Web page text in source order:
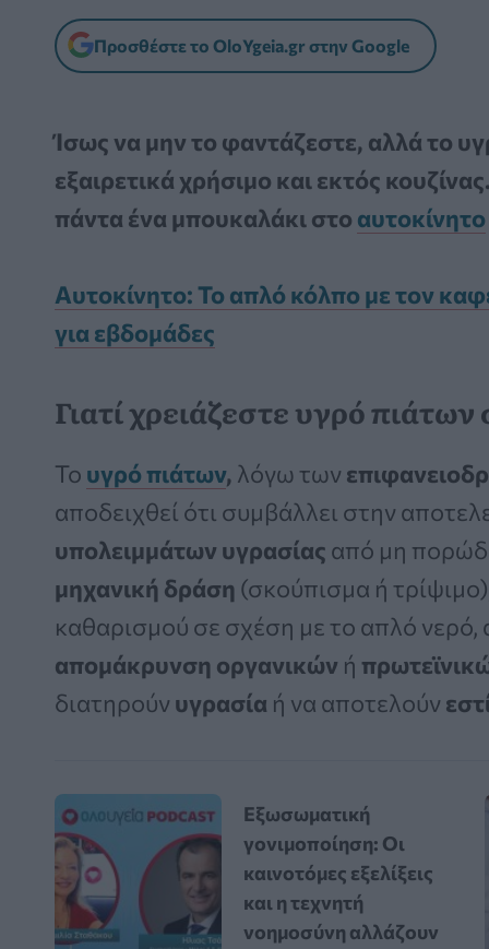
Προσθέστε το OloYgeia.gr στην Google
Ίσως να μην το φαντάζεστε, αλλά το
εξαιρετικά χρήσιμο και εκτός
πάντα ένα μπουκαλάκι στο αυτοκίνητο
Αυτοκίνητο: Το απλό κόλπο με τον
για εβδομάδες
Γιατί χρειάζεστε υγρό
Το υγρό πιάτων, λόγω των
αποδειχθεί ότι συμβάλλει στην
υπολειμμάτων υγρασίας από μη
μηχανική δράση (σκούπισμα ή
καθαρισμού σε σχέση με το απλό
απομάκρυνση οργανικών ή
διατηρούν υγρασία ή να αποτελούν
Εξωσωματική
γονιμοποίηση: Οι
καινοτόμες εξελίξεις
και η τεχνητή
νοημοσύνη αλλάζουν